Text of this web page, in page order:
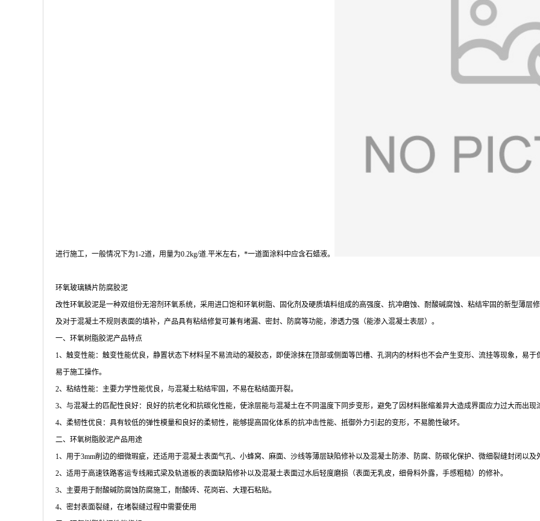
进行施工，一般情况下为1-2道，用量为0.2kg/道.平米左右，*一道面涂料中应含石蜡液。
环氧玻璃鳞片防腐胶泥
改性环氧胶泥是一种双组份无溶剂环氧系统，采用进口饱和环氧树脂、固化剂及硬质填料组成的高强度、抗冲磨蚀、耐酸碱腐蚀、粘结牢固的新型薄层
及对于混凝土不规则表面的填补，产品具有粘结修复可兼有堵漏、密封、防腐等功能，渗透力强（能渗入混凝土表层）。
一、环氧树脂胶泥产品特点
1、触变性能：触变性能优良，静置状态下材料呈不易流动的凝胶态，即使涂抹在顶部或侧面等凹槽、孔洞内的材料也不会产生变形、流挂等现象，易
易于施工操作。
2、粘结性能：主要力学性能优良，与混凝土粘结牢固，不易在粘结面开裂。
3、与混凝土的匹配性良好：良好的抗老化和抗碳化性能，使涂层能与混凝土在不同温度下同步变形，避免了因材料胀缩差异大造成界面应力过大而出现
4、柔韧性优良：具有较低的弹性模量和良好的柔韧性，能够提高固化体系的抗冲击性能、抵御外力引起的变形，不易脆性破坏。
二、环氧树脂胶泥产品用途
1、用于3mm削边的细微瑕疵，还适用于混凝土表面气孔、小蜂窝、麻面、沙线等薄层缺陷修补以及混凝土防渗、防腐、防碳化保护、微细裂缝封闭以及
2、适用于高速铁路客运专线厢式梁及轨道板的表面缺陷修补以及混凝土表面过水后轻度磨损（表面无乳皮，细骨料外露，手感粗糙）的修补。
3、主要用于耐酸碱防腐蚀防腐施工，耐酸砖、花岗岩、大理石粘贴。
4、密封表面裂缝，在堵裂缝过程中需要使用